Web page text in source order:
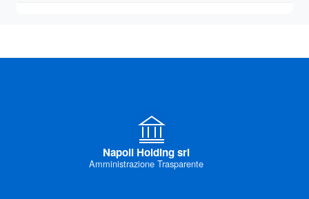
Napoli Holding srl
Amministrazione Trasparente